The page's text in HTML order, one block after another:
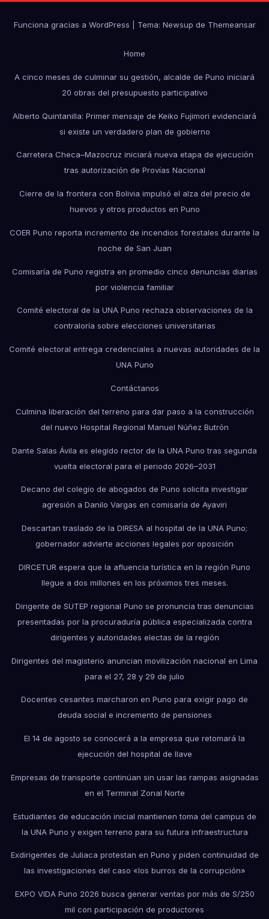
Funciona gracias a WordPress Tema: Newsup de Themeansar
Home
A cinco meses de culminar su gestión, alcalde de Puno iniciará
20 obras del presupuesto participativo
Alberto Quintanilla: Primer mensaje de Keiko Fujimori evidenciará
si existe un verdadero plan de gobierno
Carretera Checa–Mazocruz iniciará nueva etapa de ejecución
tras autorización de Provías Nacional
Cierre de la frontera con Bolivia impulsó el alza del precio de
huevos y otros productos en Puno
COER Puno reporta incremento de incendios forestales durante la
noche de San Juan
Comisaría de Puno registra en promedio cinco denuncias diarias
por violencia familiar
Comité electoral de la UNA Puno rechaza observaciones de la
contraloría sobre elecciones universitarias
Comité electoral entrega credenciales a nuevas autoridades de la
UNA Puno
Contáctanos
Culmina liberación del terreno para dar paso a la construcción
del nuevo Hospital Regional Manuel Núñez Butrón
Dante Salas Ávila es elegido rector de la UNA Puno tras segunda
vuelta electoral para el periodo 2026–2031
Decano del colegio de abogados de Puno solicita investigar
agresión a Danilo Vargas en comisaría de Ayaviri
Descartan traslado de la DIRESA al hospital de la UNA Puno;
gobernador advierte acciones legales por oposición
DIRCETUR espera que la afluencia turística en la región Puno
llegue a dos millones en los próximos tres meses.
Dirigente de SUTEP regional Puno se pronuncia tras denuncias
presentadas por la procuraduría pública especializada contra
dirigentes y autoridades electas de la región
Dirigentes del magisterio anuncian movilización nacional en Lima
para el 27, 28 y 29 de julio
Docentes cesantes marcharon en Puno para exigir pago de
deuda social e incremento de pensiones
El 14 de agosto se conocerá a la empresa que retomará la
ejecución del hospital de Ilave
Empresas de transporte continúan sin usar las rampas asignadas
en el Terminal Zonal Norte
Estudiantes de educación inicial mantienen toma del campus de
la UNA Puno y exigen terreno para su futura infraestructura
Exdirigentes de Juliaca protestan en Puno y piden continuidad de
las investigaciones del caso «los burros de la corrupción»
EXPO VIDA Puno 2026 busca generar ventas por más de S/250
mil con participación de productores